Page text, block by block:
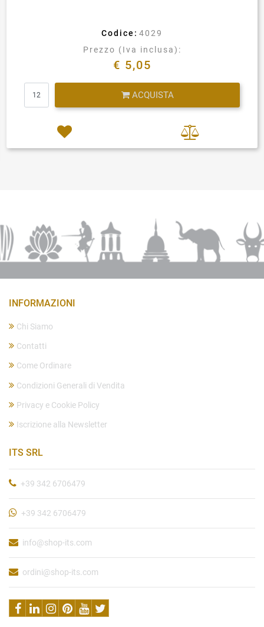
Codice: 4029
Prezzo (Iva inclusa):
€ 5,05
ACQUISTA
INFORMAZIONI
Chi Siamo
Contatti
Come Ordinare
Condizioni Generali di Vendita
Privacy e Cookie Policy
Iscrizione alla Newsletter
ITS SRL
+39 342 6706479
+39 342 6706479
info@shop-its.com
ordini@shop-its.com